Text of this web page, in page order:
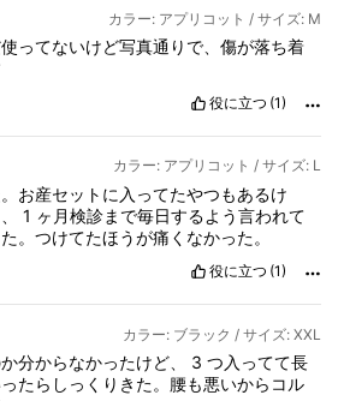
カラー: アプリコット / サイズ: M
ってないけど写真通りで、傷が落ち着
役に立つ (1)
カラー: アプリコット / サイズ: L
お産セットに入ってたやつもあるけ
、1 ヶ月検診まで毎日するよう言われて
。つけてたほうが痛くなかった。
役に立つ (1)
カラー: ブラック / サイズ: XXL
分からなかったけど、 3つ入ってて長
たらしっくりきた。腰も悪いからコル